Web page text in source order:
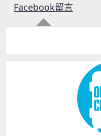
Facebook留言